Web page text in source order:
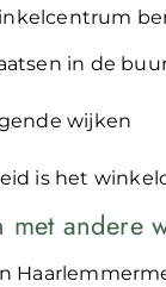
in de
wijken
is het
andere